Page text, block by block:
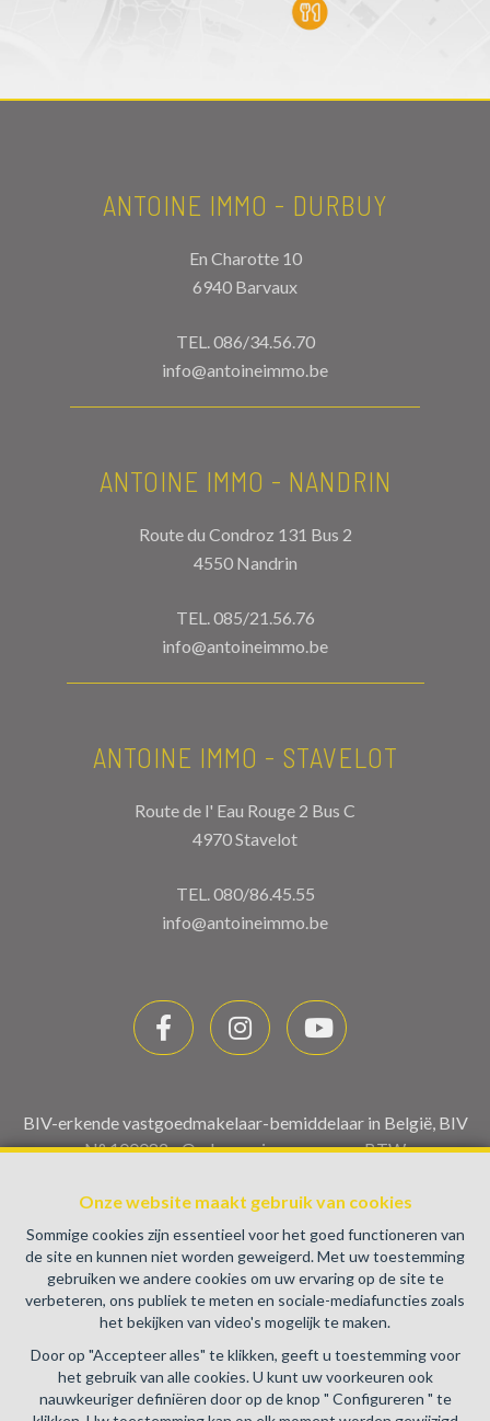
Onze website maakt gebruik van cookies
Sommige cookies zijn essentieel voor het goed functioneren van
de site en kunnen niet worden geweigerd. Met uw toestemming
gebruiken we andere cookies om uw ervaring op de site te
verbeteren, ons publiek te meten en sociale-mediafuncties zoals
het bekijken van video's mogelijk te maken.
Door op "Accepteer alles" te klikken, geeft u toestemming voor
het gebruik van alle cookies. U kunt uw voorkeuren ook
nauwkeuriger definiëren door op de knop " Configureren " te
ANTOINE IMMO - DURBUY
En Charotte 10
6940 Barvaux
TEL. 086/34.56.70
info@antoineimmo.be
ANTOINE IMMO - NANDRIN
Route du Condroz 131 Bus 2
4550 Nandrin
TEL. 085/21.56.76
info@antoineimmo.be
ANTOINE IMMO - STAVELOT
Route de l' Eau Rouge 2 Bus C
4970 Stavelot
TEL. 080/86.45.55
info@antoineimmo.be
BIV-erkende vastgoedmakelaar-bemiddelaar in België, BIV
N° 100082 - Ondernemingsnummer : BTW
Beroepinstituut van Vastgoedmakelaars Luxemburgstraat,
16B - 1000 Brussel (+32 2 505 38 50 - info@biv.be) -
www.biv.be-Deontologische code
BA en borgstelling via NV AXA Belgium, Troonplein 1, 1000
Brussel (polisnr. 730.390.160) Dekking geldt voor
activiteiten die in België worden uitgevoerd
Algemene gebruiksvoorwaarden van de website
Charter privéleven